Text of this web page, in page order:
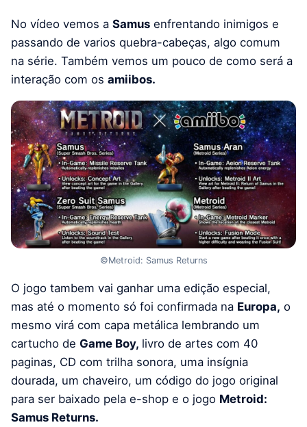
No vídeo vemos a Samus enfrentando inimigos e
passando de varios quebra-cabeças, algo comum
na série. Também vemos um pouco de como será a
interação com os amiibos.
©Metroid: Samus Returns
O jogo tambem vai ganhar uma edição especial,
mas até o momento só foi confirmada na Europa, o
mesmo virá com capa metálica lembrando um
cartucho de Game Boy, livro de artes com 40
paginas, CD com trilha sonora, uma insígnia
dourada, um chaveiro, um código do jogo original
para ser baixado pela e-shop e o jogo Metroid:
Samus Returns.